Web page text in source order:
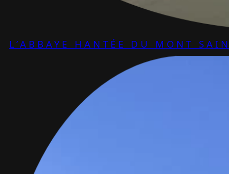
L’ABBAYE HANTÉE DU MONT